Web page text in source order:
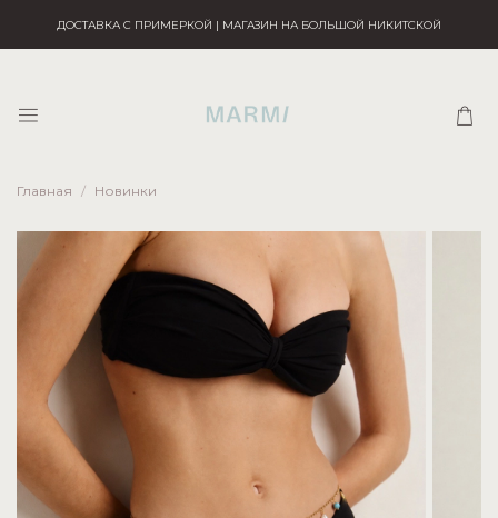
ДОСТАВКА С ПРИМЕРКОЙ | МАГАЗИН НА БОЛЬШОЙ НИКИТСКОЙ
Главная Новинки